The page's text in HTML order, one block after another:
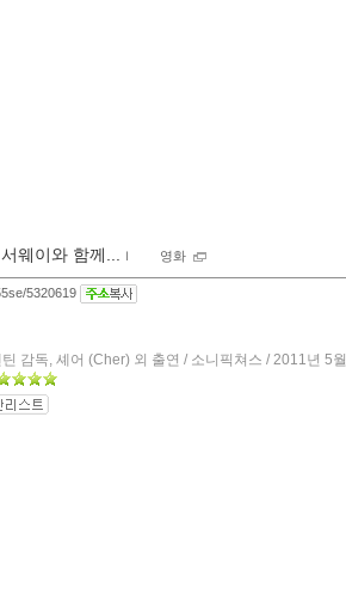
웨이와 함께... ｌ 영화
5320619
감독, 셰어 (Cher) 외 출연 / 소니픽쳐스 / 2011년 5월